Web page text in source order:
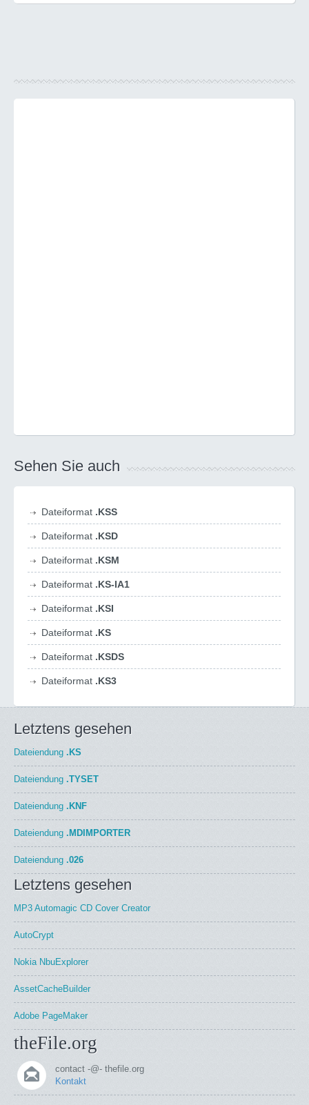
Sehen Sie auch
Dateiformat .KSS
Dateiformat .KSD
Dateiformat .KSM
Dateiformat .KS-IA1
Dateiformat .KSI
Dateiformat .KS
Dateiformat .KSDS
Dateiformat .KS3
Letztens gesehen
Dateiendung .KS
Dateiendung .TYSET
Dateiendung .KNF
Dateiendung .MDIMPORTER
Dateiendung .026
Letztens gesehen
MP3 Automagic CD Cover Creator
AutoCrypt
Nokia NbuExplorer
AssetCacheBuilder
Adobe PageMaker
theFile.org
contact -@- thefile.org
Kontakt